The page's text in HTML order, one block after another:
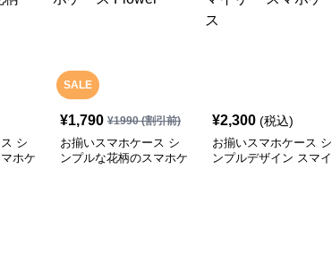
シ
ホケ
SALE
¥1,790 ¥1990(割引前)
お揃いスマホケース シ
ンプルな花柄のスマホケ
¥2,300 (税込)
お揃いスマホケース シ
ンプルデザイン スマイ